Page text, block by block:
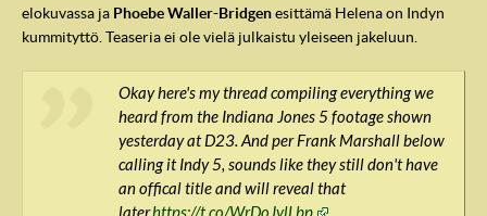
IndyVille
elokuvassa ja Phoebe Waller-Bridgenesittämä Helena on Indyn
kummityttö. Teaseria ei ole vielä julkaistu yleiseen jakeluun.
Okay here's my thread compiling everything we
heard from the Indiana Jones 5 footage shown
yesterday at D23. And per Frank Marshall below
calling it Indy 5, sounds like they still don't have
an offical title and will reveal that